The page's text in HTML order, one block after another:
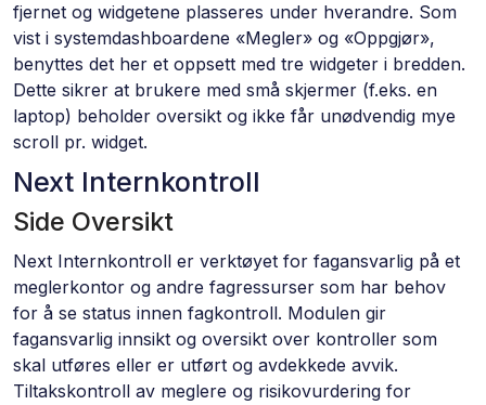
fjernet og widgetene plasseres under hverandre. Som
vist i systemdashboardene «Megler» og «Oppgjør»,
benyttes det her et oppsett med tre widgeter i bredden.
Dette sikrer at brukere med små skjermer (f.eks. en
laptop) beholder oversikt og ikke får unødvendig mye
scroll pr. widget.
Next Internkontroll
Side Oversikt
Next Internkontroll er verktøyet for fagansvarlig på et
meglerkontor og andre fagressurser som har behov
for å se status innen fagkontroll. Modulen gir
fagansvarlig innsikt og oversikt over kontroller som
skal utføres eller er utført og avdekkede avvik.
Tiltakskontroll av meglere og risikovurdering for